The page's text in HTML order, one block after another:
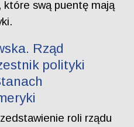
które swą puentę mają
Rząd
polityki
roli rządu